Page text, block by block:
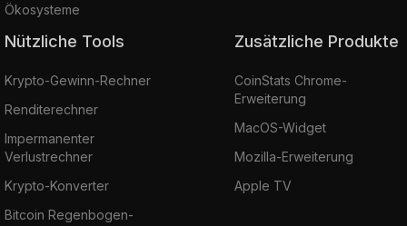
Ökosysteme
Nützliche Tools
Krypto-Gewinn-Rechner
Renditerechner
Impermanenter
Verlustrechner
Krypto-Konverter
Bitcoin Regenbogen-
Zusätzliche Produkte
CoinStats Chrome-
Erweiterung
MacOS-Widget
Mozilla-Erweiterung
Apple TV